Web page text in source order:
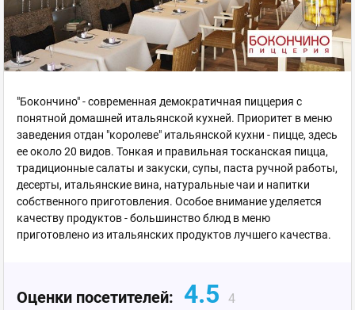
"Бокончино" - современная демократичная пиццерия с
понятной домашней итальянской кухней. Приоритет в меню
заведения отдан "королеве" итальянской кухни - пицце, здесь
ее около 20 видов. Тонкая и правильная тосканская пицца,
традиционные салаты и закуски, супы, паста ручной работы,
десерты, итальянские вина, натуральные чаи и напитки
собственного приготовления. Особое внимание уделяется
качеству продуктов - большинство блюд в меню
приготовлено из итальянских продуктов лучшего качества.
Оценки посетителей: 4.5 4